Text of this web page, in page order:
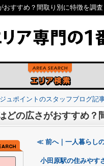
すすめ？間取り別に特徴を調
ュポイントのスタッフブログ記
どの広さがおすすめ？
≪ 前へ｜一人暮らし
小田原駅の住みやす